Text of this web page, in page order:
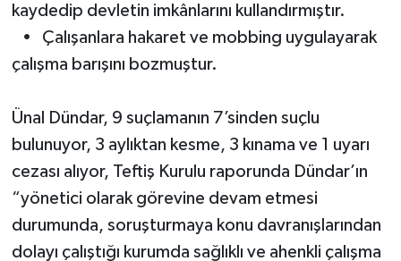
kaydedip devletin imkânlarını kullandırmıştır.
• Çalışanlara hakaret ve mobbing uygulayarak
çalışma barışını bozmuştur.
Ünal Dündar, 9 suçlamanın 7’sinden suçlu
bulunuyor, 3 aylıktan kesme, 3 kınama ve 1 uyarı
cezası alıyor, Teftiş Kurulu raporunda Dündar’ın
“yönetici olarak görevine devam etmesi
durumunda, soruşturmaya konu davranışlarından
dolayı çalıştığı kurumda sağlıklı ve ahenkli çalışma